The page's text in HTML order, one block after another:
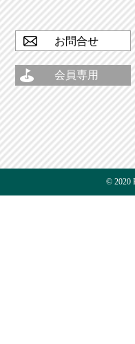
お問合せ
会員専用
© 2020